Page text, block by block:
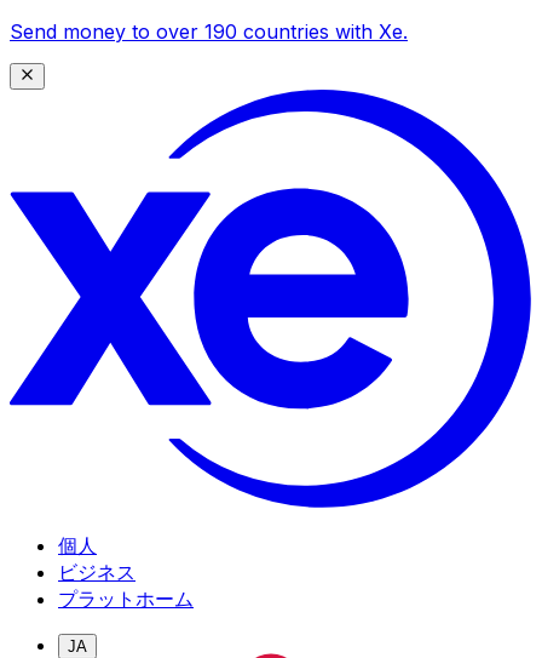
Send money to over 190 countries with Xe.
個人
ビジネス
プラットホーム
JA